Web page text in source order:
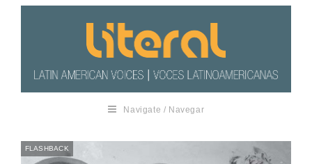
Navigate / Navegar
FLASHBACK